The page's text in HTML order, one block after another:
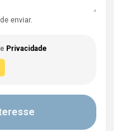
enviar.
e Privacidade